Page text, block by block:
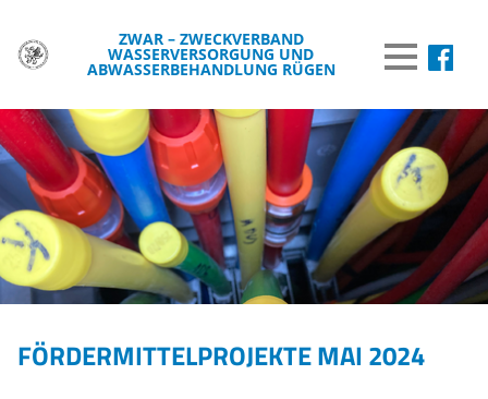
ZWAR – ZWECKVERBAND
WASSERVERSORGUNG UND
ABWASSERBEHANDLUNG RÜGEN MENÜ
DER ZWAR
TRINKWASSER
ABWASSER
BREITBAND
WISSENSWERTES
WASSER & UMWELT
FÖRDERMITTELPROJEKTE MAI 2024